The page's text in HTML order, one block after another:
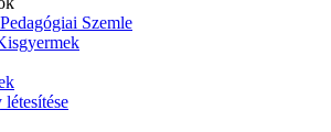
Szemle